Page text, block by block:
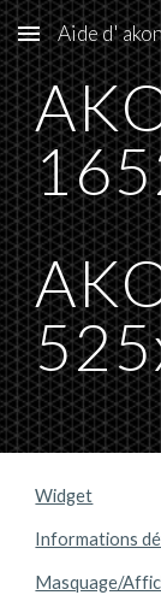
Skip to main
Aide d'
Widget
Informations
Masquage/